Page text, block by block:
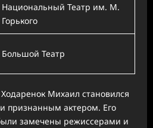
Национальный Театр им. М.
Горького
Большой Театр
Михаил становился
признанным актером. Его
замечены режиссерами и